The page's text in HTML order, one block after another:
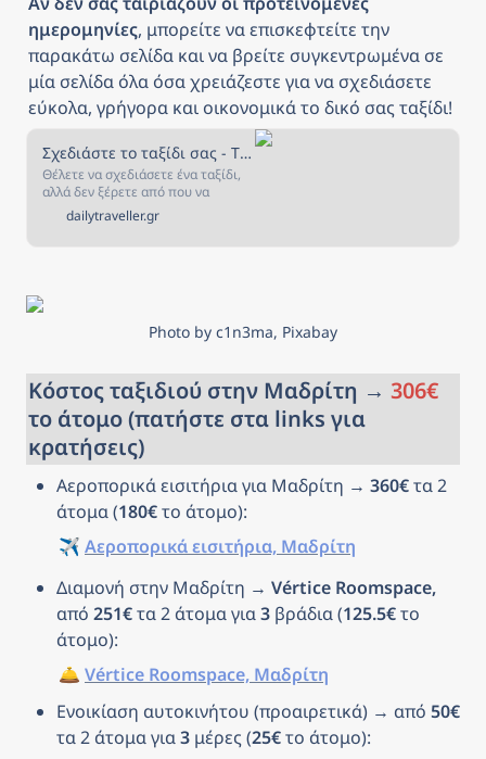
ημερομηνίες, μπορείτε να επισκεφτείτε την
παρακάτω σελίδα και να βρείτε συγκεντρωμένα σε
μία σελίδα όλα όσα χρειάζεστε για να σχεδιάσετε
εύκολα, γρήγορα και οικονομικά το δικό σας ταξίδι!
Σχεδιάστε το ταξίδι σας - The Daily Traveller
Θέλετε να σχεδιάσετε ένα ταξίδι,
αλλά δεν ξέρετε από που να
ξεκινήσετε; Αν ναι, τότε είστε στο
κατάλληλο μέρος! Στην σελίδα
πάντα ονειρευόσασταν!
dailytraveller.gr
Photo by c1n3ma, Pixabay
Κόστος ταξιδιού στην Μαδρίτη → 306€
το άτομο (πατήστε στα links για
κρατήσεις)
Αεροπορικά εισιτήρια για Μαδρίτη → 360€ τα 2
άτομα (180€ το άτομο):
✈️ Αεροπορικά εισιτήρια, Μαδρίτη
Διαμονή στην Μαδρίτη →
από 251€ τα 2 άτομα για 3 βράδια (125.5€ το
άτομο):
🛎️ Vértice Roomspace, Μαδρίτη
Ενοικίαση αυτοκινήτου (προαιρετικά) → από 50€
τα 2 άτομα για 3 μέρες (25€ το άτομο):